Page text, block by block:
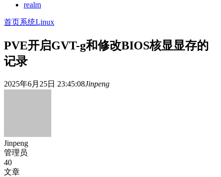
realm
首页系统Linux
PVE开启GVT-g和修改BIOS核显显存的
记录
2025年6月25日 23:45:08Jinpeng
Jinpeng
管理员
40
文章